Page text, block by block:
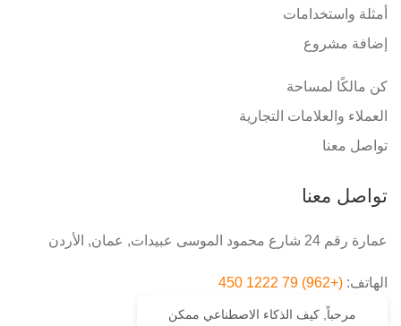
أمثلة واستخدامات
إضافة مشروع
كن مالكًا لمساحة
العملاء والعلامات التجارية
تواصل معنا
تواصل معنا
عمارة رقم 24 شارع محمود الموسى عبيدات, عمان, الأردن
الهاتف: (+962) 79 1222 450
مرحباً, كيف الذكاء الاصطناعي ممكن